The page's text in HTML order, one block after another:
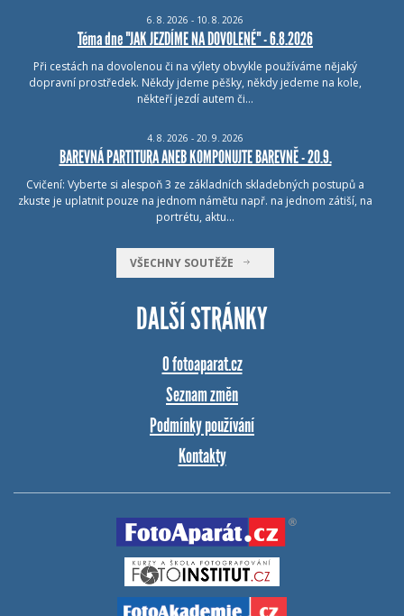
6. 8. 2026 - 10. 8. 2026
Téma dne "JAK JEZDÍME NA DOVOLENÉ" - 6.8.2026
Při cestách na dovolenou či na výlety obvykle používáme nějaký
dopravní prostředek. Někdy jdeme pěšky, někdy jedeme na kole,
někteří jezdí autem či…
4. 8. 2026 - 20. 9. 2026
BAREVNÁ PARTITURA ANEB KOMPONUJTE BAREVNĚ - 20.9.
Cvičení: Vyberte si alespoň 3 ze základních skladebných postupů a
zkuste je uplatnit pouze na jednom námětu např. na jednom zátiší, na
portrétu, aktu…
VŠECHNY SOUTĚŽE
DALŠÍ STRÁNKY
O fotoaparat.cz
Seznam změn
Podmínky používání
Kontakty